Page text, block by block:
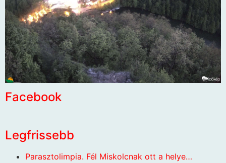
Facebook
Legfrissebb
Parasztolimpia. Fél Miskolcnak ott a helye…